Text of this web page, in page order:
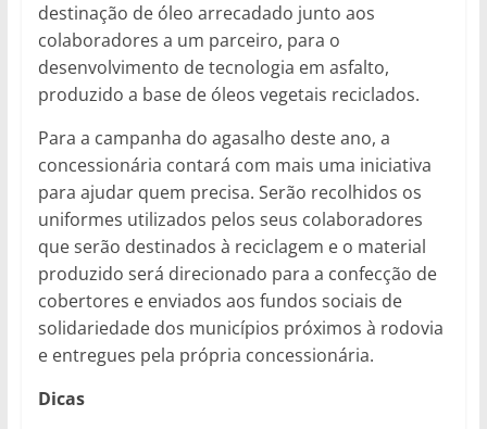
destinação de óleo arrecadado junto aos
colaboradores a um parceiro, para o
desenvolvimento de tecnologia em asfalto,
produzido a base de óleos vegetais reciclados.
Para a campanha do agasalho deste ano, a
concessionária contará com mais uma iniciativa
para ajudar quem precisa. Serão recolhidos os
uniformes utilizados pelos seus colaboradores
que serão destinados à reciclagem e o material
produzido será direcionado para a confecção de
cobertores e enviados aos fundos sociais de
solidariedade dos municípios próximos à rodovia
e entregues pela própria concessionária.
Dicas